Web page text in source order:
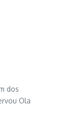
dos
Ola